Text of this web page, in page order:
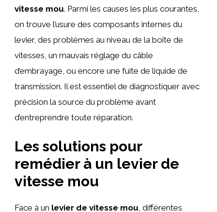
vitesse mou. Parmi les causes les plus courantes,
on trouve l’usure des composants internes du
levier, des problèmes au niveau de la boîte de
vitesses, un mauvais réglage du câble
d’embrayage, ou encore une fuite de liquide de
transmission. Il est essentiel de diagnostiquer avec
précision la source du problème avant
d’entreprendre toute réparation.
Les solutions pour
remédier à un levier de
vitesse mou
Face à un levier de vitesse mou , différentes